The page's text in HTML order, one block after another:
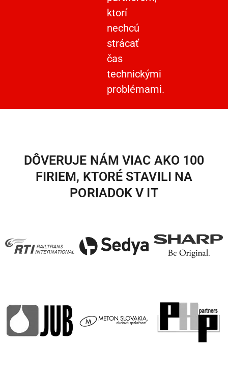
ktorí
nechcú
strácať
čas
technickými
problémami.
DÔVERUJE NÁM VIAC AKO 100
FIRIEM, KTORÉ STAVILI NA
PORIADOK V IT